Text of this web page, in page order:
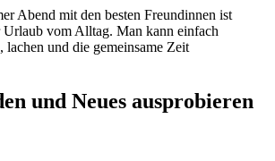
Abend mit den besten Freundinnen ist
vom Alltag. Man kann einfach
lachen und die gemeinsame Zeit
und Neues ausprobieren